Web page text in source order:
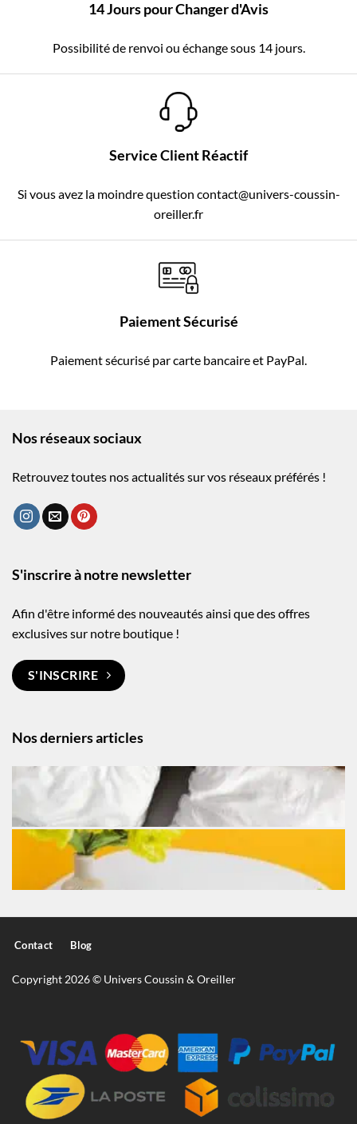
14 Jours pour Changer d'Avis
Possibilité de renvoi ou échange sous 14 jours.
Service Client Réactif
Si vous avez la moindre question contact@univers-coussin-
oreiller.fr
Paiement Sécurisé
Paiement sécurisé par carte bancaire et PayPal.
Nos réseaux sociaux
Retrouvez toutes nos actualités sur vos réseaux préférés !
Nos derniers articles
S'inscrire à notre newsletter
Afin d'être informé des nouveautés ainsi que des offres
exclusives sur notre boutique !
S'INSCRIRE
Contact Blog
Copyright 2026 © Univers Coussin & Oreiller